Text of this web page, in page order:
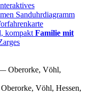
Sanduhrdiagramm
kompakt Familie mit
Oberorke, Vöhl,
Oberorke, Vöhl, Hessen,